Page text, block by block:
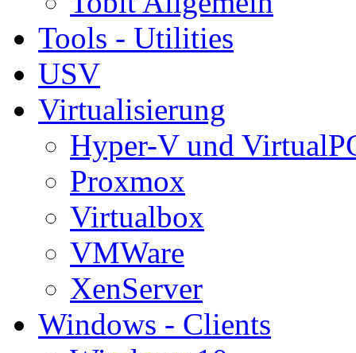
Tools - Utilities
USV
Virtualisierung
Hyper-V und
Proxmox
Virtualbox
VMWare
XenServer
Windows - Clients